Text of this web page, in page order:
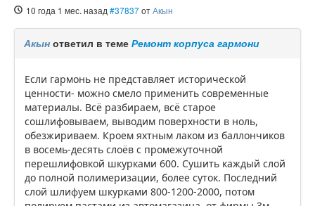
10 года 1 мес. назад #37837отАкын
Акын ответил в теме Ремонт корпуса гармони
Если гармонь не представляет исторической
ценности- можно смело применить современные
материалы. Всё разбираем, всё старое
сошлифовываем, выводим поверхности в ноль,
обезжириваем. Кроем яхтным лаком из баллончиков
в восемь-десять слоёв с промежуточной
перешлифовкой шкурками 600. Сушить каждый слой
до полной полимеризации, более суток. Последний
слой шлифуем шкурками 800-1200-2000, потом